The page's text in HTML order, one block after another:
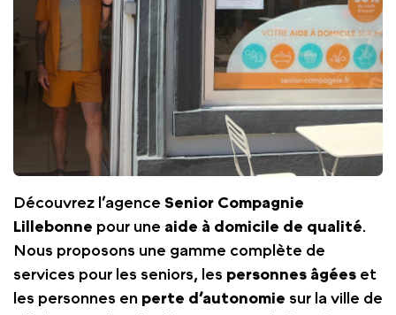
Découvrez l’agence Senior Compagnie
Lillebonne pour une aide à domicile de qualité.
Nous proposons une gamme complète de
services pour les seniors, les personnes âgées et
les personnes en perte d’autonomie sur la ville de